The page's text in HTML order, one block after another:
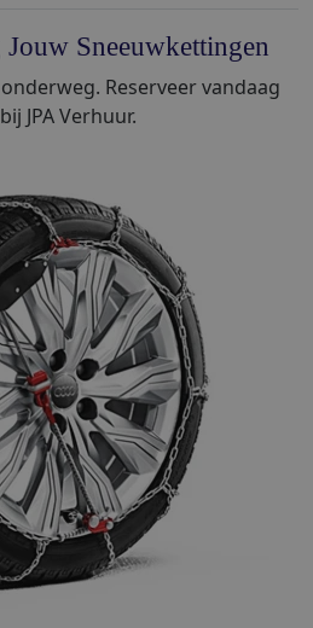
Jouw Sneeuwkettingen
Reserveer vandaag
JPA Verhuur.